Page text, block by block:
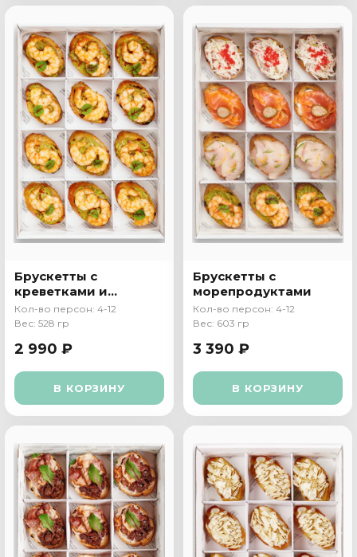
Брускетты с
креветками и
гуакамоле
Кол-во персон: 4-12
Вес: 528 гр
2 990 ₽
В КОРЗИНУ
Брускетты с
морепродуктами
Кол-во персон: 4-12
Вес: 603 гр
3 390 ₽
В КОРЗИНУ